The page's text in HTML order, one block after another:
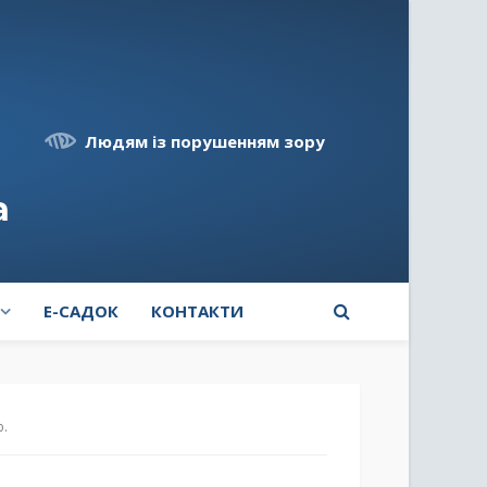
Людям із порушенням зору
E-САДОК КОНТАКТИ